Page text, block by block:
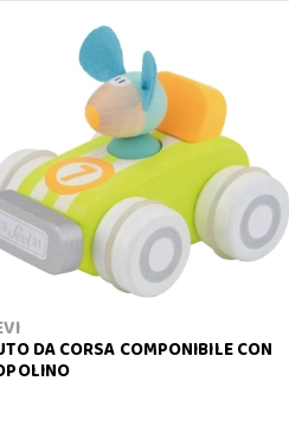
DA CORSA COMPONIBILE CON